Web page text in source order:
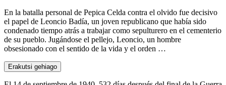
En la batalla personal de Pepica Celda contra el olvido fue decisivo
el papel de Leoncio Badía, un joven republicano que había sido
condenado tiempo atrás a trabajar como sepulturero en el cementerio
de su pueblo. Jugándose el pellejo, Leoncio, un hombre
obsesionado con el sentido de la vida y el orden …
Erakutsi gehiago